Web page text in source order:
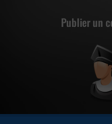
Publier un